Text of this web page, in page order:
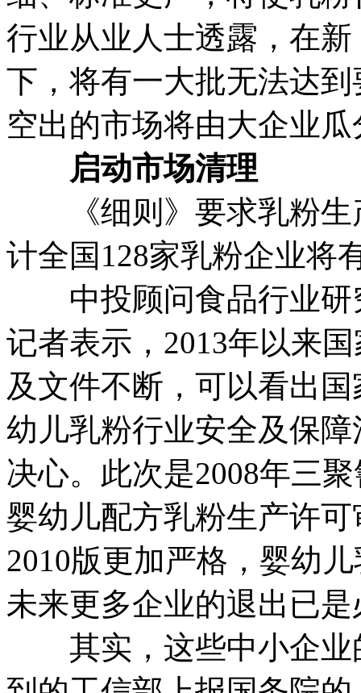
行业从业人士透露，在
下，将有一大批无法达
空出的市场将由大企业
启动市场清理
《细则》要求乳粉生
计全国128家乳粉企业将
中投顾问食品行业研
记者表示，2013年以来
及文件不断，可以看出
幼儿乳粉行业安全及保
决心。此次是2008年三
婴幼儿配方乳粉生产许
2010版更加严格，婴幼
未来更多企业的退出已
其实，这些中小企业